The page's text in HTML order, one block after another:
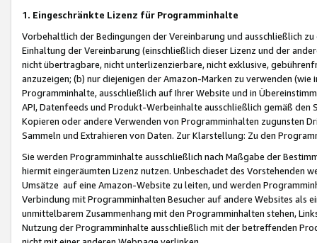
1. Eingeschränkte Lizenz für Programminhalte
Vorbehaltlich der Bedingungen der Vereinbarung und ausschließlich
Einhaltung der Vereinbarung (einschließlich dieser Lizenz und der
nicht übertragbare, nicht unterlizenzierbare, nicht exklusive,
anzuzeigen; (b) nur diejenigen der Amazon-Marken zu verwenden
Programminhalte, ausschließlich auf Ihrer Website und in
API, Datenfeeds und Produkt-Werbeinhalte ausschließlich gemäß
Kopieren oder andere Verwenden von Programminhalten zugunsten
Sammeln und Extrahieren von Daten. Zur Klarstellung: Zu den
Sie werden Programminhalte ausschließlich nach Maßgabe der
hiermit eingeräumten Lizenz nutzen. Unbeschadet des Vorstehenden
Umsätze auf eine Amazon-Website zu leiten, und werden
Verbindung mit Programminhalten Besucher auf andere Websites als
unmittelbarem Zusammenhang mit den Programminhalten stehen,
Nutzung der Programminhalte ausschließlich mit der betreffenden